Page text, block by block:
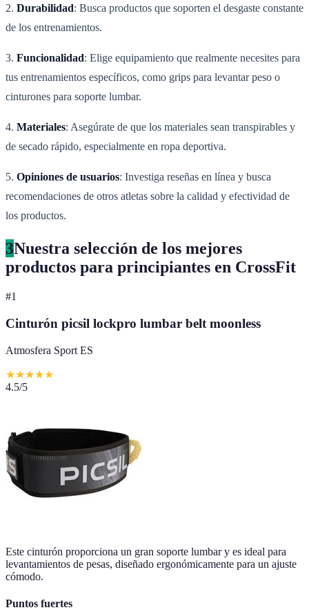
2. Durabilidad: Busca productos que soporten el desgaste constante
de los entrenamientos.
3. Funcionalidad: Elige equipamiento que realmente necesites para
tus entrenamientos específicos, como grips para levantar peso o
cinturones para soporte lumbar.
4. Materiales: Asegúrate de que los materiales sean transpirables y
de secado rápido, especialmente en ropa deportiva.
5. Opiniones de usuarios: Investiga reseñas en línea y busca
recomendaciones de otros atletas sobre la calidad y efectividad de
los productos.
3Nuestra selección de los mejores
productos para principiantes en CrossFit
#1
Cinturón picsil lockpro lumbar belt moonless
Atmosfera Sport ES
★★★★★
4.5/5
Este cinturón proporciona un gran soporte lumbar y es ideal para
levantamientos de pesas, diseñado ergonómicamente para un ajuste
cómodo.
Puntos fuertes